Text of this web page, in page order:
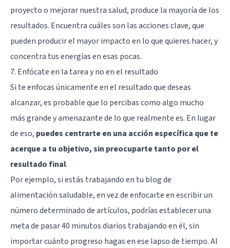
proyecto o mejorar nuestra salud, produce la mayoría de los
resultados. Encuentra cuáles son las acciones clave, que
pueden producir el mayor impacto en lo que quieres hacer, y
concentra tus energías en esas pocas.
7. Enfócate en la tarea y no en el resultado
Si te enfocas únicamente en el resultado que deseas
alcanzar, es probable que lo percibas como algo mucho
más grande y amenazante de lo que realmente es. En lugar
de eso, puedes centrarte en una acción específica que te
acerque a tu objetivo, sin preocuparte tanto por el
resultado final.
Por ejemplo, si estás trabajando en tu blog de
alimentación saludable, en vez de enfocarte en escribir un
número determinado de artículos, podrías establecer una
meta de pasar 40 minutos diarios trabajando en él, sin
importar cuánto progreso hagas en ese lapso de tiempo. Al